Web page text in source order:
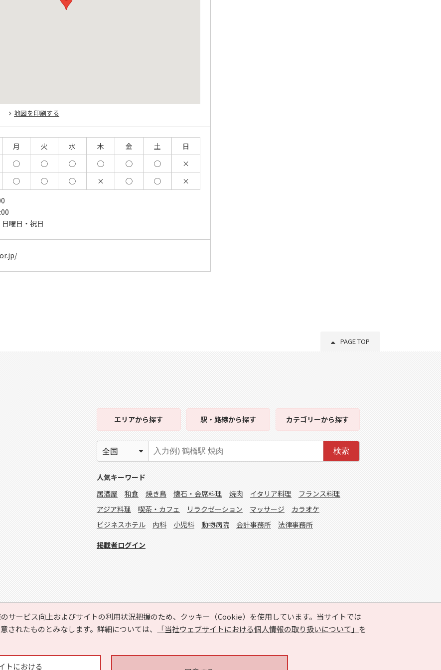
地図を印刷する
月 火 水 木 金 土
日
◯ ◯ ◯ ◯ ◯ ◯
×
◯ ◯ ◯ × ◯ ◯
×
曜日・祝日
PAGE TOP
サービス向上およびサイトの利用状況把握のため、クッキー（Cookie）を使用しています。当サイトでは
されたものとみなします。詳細については、
「当社ウェブサイトにおける個人情報の取り扱いについて」 を
トにおける
エリアから探す 駅・路線から探す カテゴリーから探す
検索
人気キーワード
居酒屋
和食 焼き鳥 懐石・会席料理 焼肉 イタリア料理
フランス料理
アジア料理
喫茶・カフェ リラクゼーション マッサージ
カラオケ
ビジネスホテル
内科 小児科 動物病院 会計事務所 法律事務所
掲載者ログイン
Copyright © HYOJITO.Co.,Ltd. All Rights Reserved.